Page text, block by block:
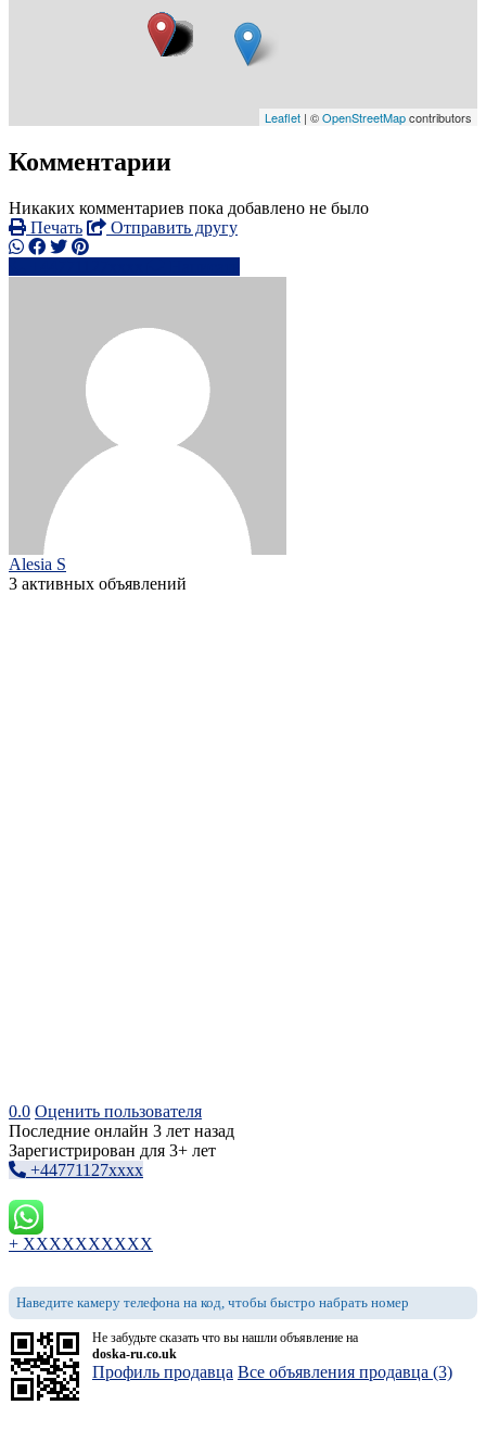
Leaflet | ©OpenStreetMapcontributors
Комментарии
Никаких комментариев пока добавлено не было
Печать
Отправить другу
Alesia S
3 активных объявлений
0.0 Оценить пользователя
Последние онлайн 3 лет назад
Зарегистрирован для 3+ лет
+44771127xxxx
+ XXXXXXXXXX
Наведите камеру телефона на код, чтобы быстро набрать номер
Не забудьте сказать что вы нашли объявление на
doska-ru.co.uk
Профиль продавца Все объявления продавца (3)